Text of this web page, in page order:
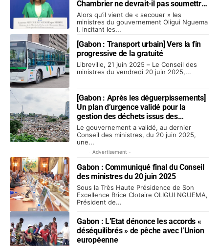
Chambrier ne devrait-il pas soumettre
à Oligui Nguema des améliorations ?
Alors qu’il vient de « secouer » les
ministres du gouvernement Oligui Nguema
I, incitant les...
[Gabon : Transport urbain] Vers la fin
progressive de la gratuité
Libreville, 21 juin 2025 – Le Conseil des
ministres du vendredi 20 juin 2025,...
[Gabon : Après les déguerpissements]
Un plan d’urgence validé pour la
gestion des déchets issus des
démolitions
Le gouvernement a validé, au dernier
Conseil des ministres, du 20 juin 2025,
une...
- Advertisement -
Gabon : Communiqué final du Conseil
des ministres du 20 juin 2025
Sous la Très Haute Présidence de Son
Excellence Brice Clotaire OLIGUI NGUEMA,
Président de...
Gabon : L’Etat dénonce les accords «
déséquilibrés » de pêche avec l’Union
européenne